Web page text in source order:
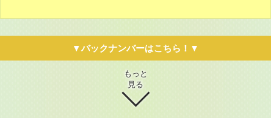
▼バックナンバーはこちら！▼
もっと
見る